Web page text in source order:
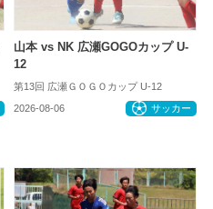
山本 vs NK 広瀬GOGOカップ U-
12
第13回 広瀬ＧＯＧＯカップ U-12
2026-08-06 サッカー